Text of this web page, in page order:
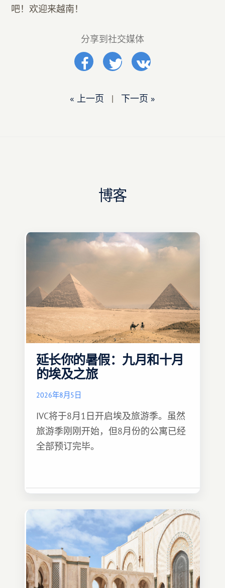
吧！欢迎来越南！
分享到社交媒体
« 上一页 | 下一页 »
博客
延长你的暑假：九月和十月
的埃及之旅
2026年8月5日
IVC将于8月1日开启埃及旅游季。虽然
旅游季刚刚开始，但8月份的公寓已经
全部预订完毕。